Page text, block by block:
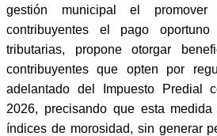
gestión municipal el
contribuyentes el pago
tributarias, propone otorgar
contribuyentes que opten por
adelantado del Impuesto Predial
2026, precisando que esta
índices de morosidad, sin generar